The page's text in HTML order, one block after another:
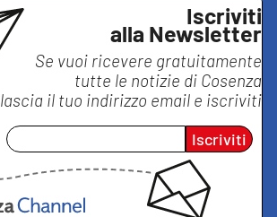
Iscriviti
alla Newsletter
Se vuoi ricevere gratuitamente
tutte le notizie di Cosenza
lascia il tuo indirizzo email e iscriviti
Iscriviti